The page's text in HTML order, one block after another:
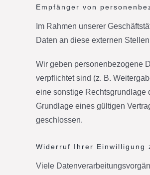
Empfänger von
Im Rahmen unserer
Daten an diese externen
Wir geben personenbezogene
verpflichtet sind (z. B.
eine sonstige Rechtsgrundlage
Grundlage eines gültigen
geschlossen.
Widerruf Ihrer Einwilligung
Viele